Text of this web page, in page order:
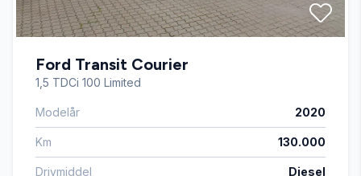
Musikstreaming via bluetooth
Navigation
Parkeringssensor bagved
Tågelygter
Ford Transit Courier
1,5 TDCi 100 Limited
Modelår 2020
Km 130.000
Drivmiddel Diesel